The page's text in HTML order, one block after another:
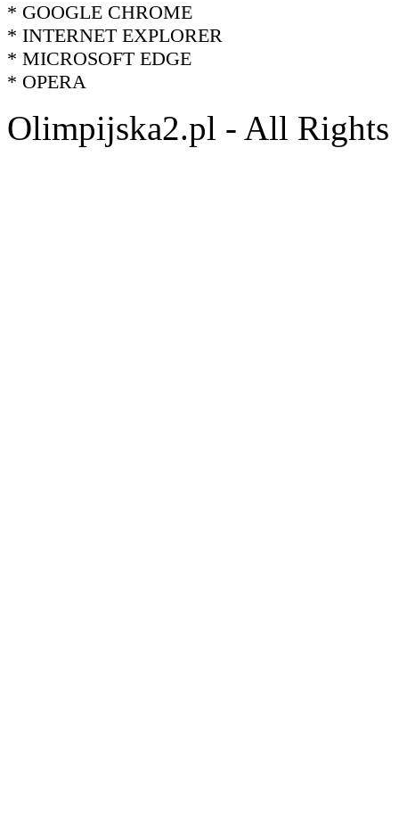
* GOOGLE CHROME
* INTERNET EXPLORER
* MICROSOFT EDGE
* OPERA
Olimpijska2.pl - All Rights